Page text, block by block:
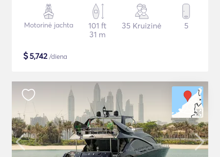
Motorinė jachta
101 ft
31 m
35 Kruizinė 5
$5,742/diena